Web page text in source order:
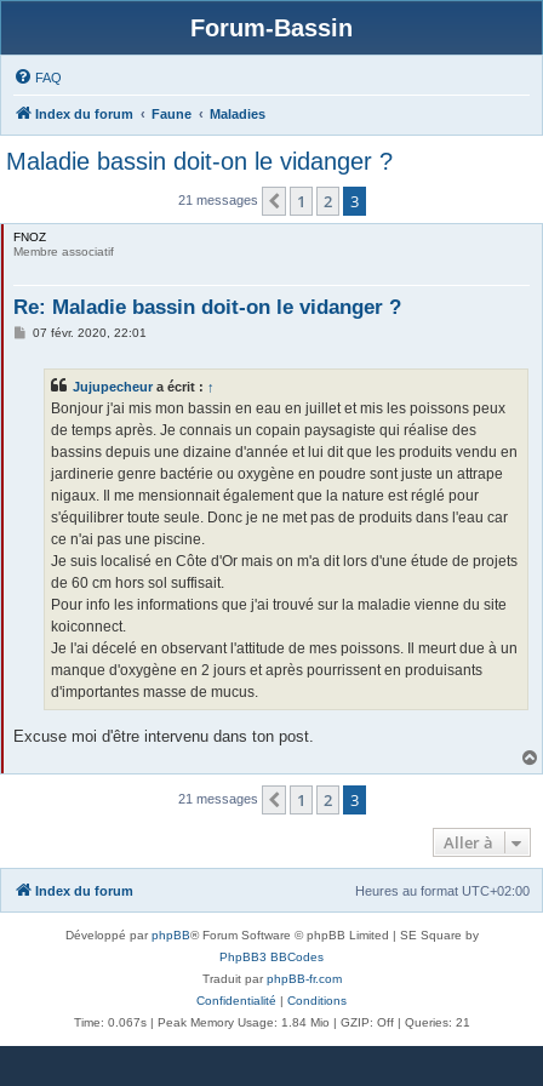
Forum-Bassin
FAQ
Index du forum Faune Maladies
Maladie bassin doit-on le vidanger ?
21 messages Précédente
1 2 3
FNOZ
Membre associatif
Re: Maladie bassin doit-on le vidanger ?
M07 févr. 2020, 22:01
Jujupecheur a écrit : ↑
Bonjour j'ai mis mon bassin en eau en juillet et mis les poissons peux
de temps après. Je connais un copain paysagiste qui réalise des
bassins depuis une dizaine d'année et lui dit que les produits vendu en
jardinerie genre bactérie ou oxygène en poudre sont juste un attrape
nigaux. Il me mensionnait également que la nature est réglé pour
s'équilibrer toute seule. Donc je ne met pas de produits dans l'eau car
ce n'ai pas une piscine.
Je suis localisé en Côte d'Or mais on m'a dit lors d'une étude de projets
de 60 cm hors sol suffisait.
Pour info les informations que j'ai trouvé sur la maladie vienne du site
koiconnect.
Je l'ai décelé en observant l'attitude de mes poissons. Il meurt due à un
manque d'oxygène en 2 jours et après pourrissent en produisants
d'importantes masse de mucus.
Excuse moi d'être intervenu dans ton post.
21 messages Précédente
1 2
3
Aller à
Index du forum Heures au format UTC+02:00
Développé parphpBB® Forum Software © phpBB Limited | SE Square by
PhpBB3 BBCodes
Traduit parphpBB-fr.com
Confidentialité | Conditions
Time: 0.067s| Peak Memory Usage: 1.84 Mio | GZIP: Off | Queries: 21